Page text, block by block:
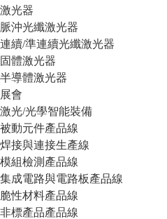
激光器
脈沖光纖激光器
連續/準連續光纖激光器
固體激光器
半導體激光器
展會
激光/光學智能裝備
被動元件產品線
焊接與連接生產線
模組檢測產品線
集成電路與電路板產品線
脆性材料產品線
非標產品產品線